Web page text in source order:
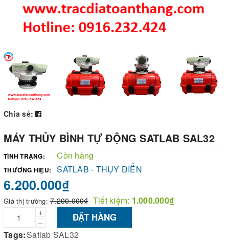
Chia sẻ:
MÁY THỦY BÌNH TỰ ĐỘNG SATLAB SAL32
TÌNH TRẠNG: Còn hàng
THƯƠNG HIỆU: SATLAB - THỤY ĐIỂN
6.200.000₫
Giá thị trường: 7.200.000₫ Tiết kiệm: 1.000.000₫
+
–
ĐẶT HÀNG
Tags:Satlab SAL32